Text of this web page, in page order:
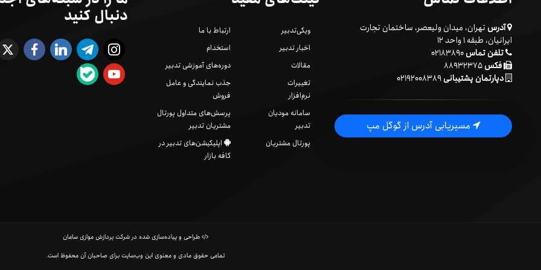
آدرستهران، میدان ولیعصر، ساختمان تجارت
ایرانیان، طبقه ۱ واحد ۱۲
تلفن تماس۰۲۱۸۳۸۹۰
فکس
دپارتمان پشتیبانی۰۲۱۹۲۰۰۸۳۸۹
مسیریابی آدرس از گوگل مپ
ویکی‌تدبیر
اخبار تدبیر
مقالات
تغییرات
نرم‌افزار
سامانه مودیان
تدبیر
پورتال مشتریان
ارتباط با ما
استخدام
دوره‌های آموزشی تدبیر
جذب نمایندگی و عامل
فروش
پرسش‌های متداول پورتال
مشتریان تدبیر
اپلیکیشن‌های تدبیر در
کافه بازار
دنبال کنید
طراحی و پیاده‌سازی شده در شرکت پردازش موازی سامان
تمامی حقوق مادی و معنوی این وب‌سایت برای صاحبان آن محفوظ است.